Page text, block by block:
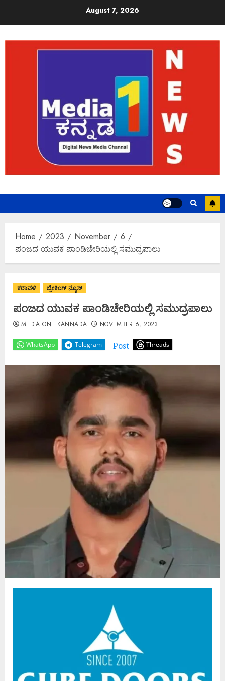
August 7, 2026
Home 2023 November
6
ಪಂಜದ ಯುವಕ ಪಾಂಡಿಚೇರಿಯಲ್ಲಿ ಸಮುದ್ರಪಾಲು
ಕರಾವಳಿ ಬ್ರೇಕಿಂಗ್ ನ್ಯೂಸ್
ಪಂಜದ ಯುವಕ ಪಾಂಡಿಚೇರಿಯಲ್ಲಿ ಸಮುದ್ರಪಾಲು
WhatsApp Telegram Post Threads
MEDIA ONE KANNADA NOVEMBER 6, 2023